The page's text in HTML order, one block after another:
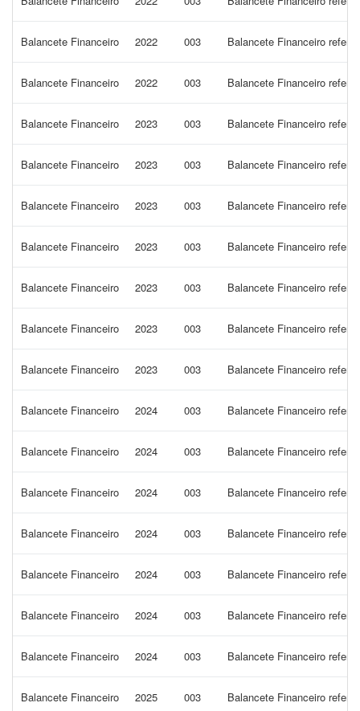
Balancete Financeiro 2022 003 Balancete Financeiro
Balancete Financeiro 2022 003 Balancete Financeiro
Balancete Financeiro 2023 003 Balancete Financeiro
Balancete Financeiro 2023 003 Balancete Financeiro
Balancete Financeiro 2023 003 Balancete Financeiro
Balancete Financeiro 2023 003 Balancete Financeiro
Balancete Financeiro 2023 003 Balancete Financeiro
Balancete Financeiro 2023 003 Balancete Financeiro
Balancete Financeiro 2023 003 Balancete Financeiro
Balancete Financeiro 2024 003 Balancete Financeiro
Balancete Financeiro 2024 003 Balancete Financeiro
Balancete Financeiro 2024 003 Balancete Financeiro
Balancete Financeiro 2024 003 Balancete Financeiro
Balancete Financeiro 2024 003 Balancete Financeiro
Balancete Financeiro 2024 003 Balancete Financeiro
Balancete Financeiro 2024 003 Balancete Financeiro
Balancete Financeiro 2025 003 Balancete Financeiro